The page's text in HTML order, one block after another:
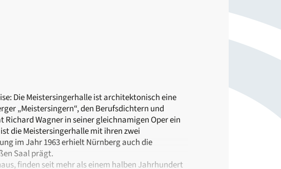
Die Meistersingerhalle ist architektonisch eine
„Meistersingern“, den Berufsdichtern und
Richard Wagner in seiner gleichnamigen Oper ein
die Meistersingerhalle mit ihren zwei
im Jahr 1963 erhielt Nürnberg auch die
Saal prägt.
finden seit mehr als einem halben Jahrhundert